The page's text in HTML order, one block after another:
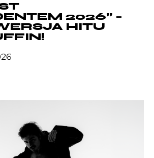
2026” –
HITU